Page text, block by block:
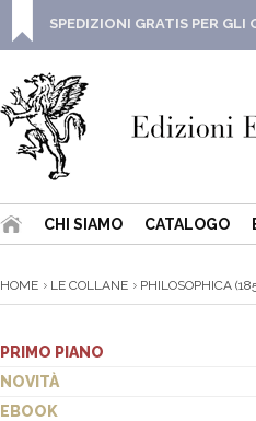
SPEDIZIONI GRATIS PER
CHI SIAMO CATALOGO
HOME LE COLLANE PHILOSOPHICA
PRIMO PIANO
NOVITÀ
EBOOK